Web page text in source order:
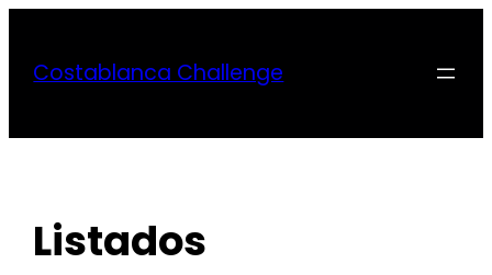
contenido
Costablanca Challenge
Listados